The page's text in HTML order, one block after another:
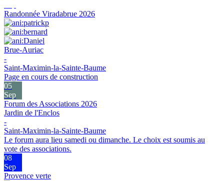
Randonnée Viradabrue 2026
Brue-Auriac
-
Saint-Maximin-la-Sainte-Baume
Page en cours de construction
05
Sep
Forum des Associations 2026
Jardin de l'Enclos
-
Saint-Maximin-la-Sainte-Baume
Le forum aura lieu samedi ou dimanche. Le choix est soumis au
vote des associations.
08
Sep
Provence verte